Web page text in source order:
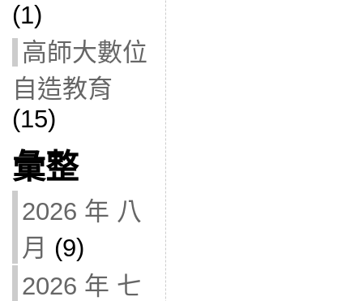
(1)
高師大數位
自造教育
(15)
彙整
2026 年 八
月 (9)
2026 年 七